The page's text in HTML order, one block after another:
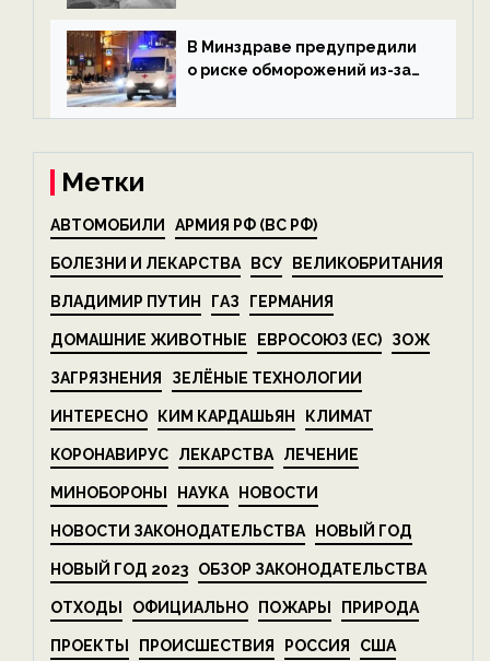
экологии на ECOportal
В Минздраве предупредили
о риске обморожений из-за
на ECOportal
Метки
АВТОМОБИЛИ АРМИЯ РФ (ВС РФ)
БОЛЕЗНИ И ЛЕКАРСТВА ВСУ ВЕЛИКОБРИТАНИЯ
ВЛАДИМИР ПУТИН ГАЗ ГЕРМАНИЯ
ДОМАШНИЕ ЖИВОТНЫЕ ЕВРОСОЮЗ (ЕС) ЗОЖ
ЗАГРЯЗНЕНИЯ ЗЕЛЁНЫЕ ТЕХНОЛОГИИ
ИНТЕРЕСНО КИМ КАРДАШЬЯН КЛИМАТ
КОРОНАВИРУС ЛЕКАРСТВА ЛЕЧЕНИЕ
МИНОБОРОНЫ НАУКА НОВОСТИ
НОВОСТИ ЗАКОНОДАТЕЛЬСТВА НОВЫЙ ГОД
НОВЫЙ ГОД 2023 ОБЗОР ЗАКОНОДАТЕЛЬСТВА
ОТХОДЫ ОФИЦИАЛЬНО ПОЖАРЫ ПРИРОДА
ПРОЕКТЫ ПРОИСШЕСТВИЯ РОССИЯ США